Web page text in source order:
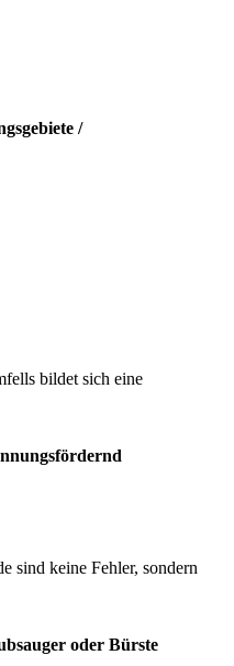
/
bildet sich eine
sind keine Fehler, sondern
oder Bürste